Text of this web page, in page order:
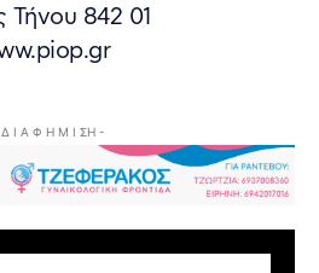
842 01
Ι Α Φ Η Μ Ι ΣΗ -